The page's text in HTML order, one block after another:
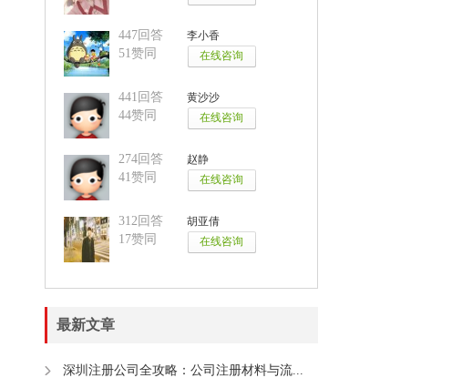
李小香
447回答
51赞同
黄沙沙
441回答
44赞同
赵静
274回答
41赞同
胡亚倩
312回答
17赞同
最新文章
深圳注册公司全攻略：公司注册材料与流...